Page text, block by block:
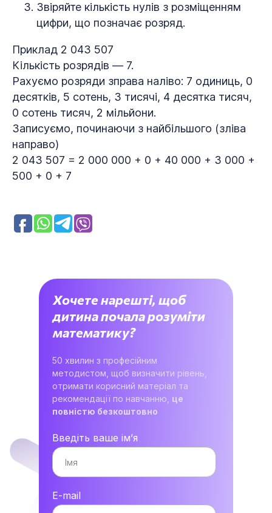
Звіряйте кількість нулів з розміщенням
цифри, що позначає розряд.
Приклад 2 043 507
Кількість розрядів — 7.
Рахуємо розряди зправа наліво: 7 одиниць, 0
десятків, 5 сотень, 3 тисячі, 4 десятка тисяч,
0 сотень тисяч, 2 мільйони.
Записуємо, починаючи з найбільшого (зліва
направо)
2 043 507 = 2 000 000 + 0 + 40 000 + 3 000 +
500 + 0 + 7
Хочете нарешті, щоб
дитина почала розуміти
математику?
50 хвилин з професійним
методистом, щоб визначити рівень,
отримати корисний матеріал та
рекомендації по навчанню, це
повністю безкоштовно
Введіть ваше імʼя
E-mail